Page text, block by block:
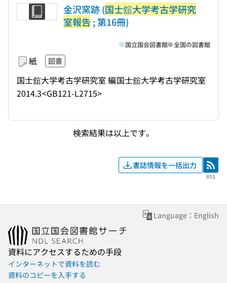
金沢窯跡 (国士舘大学考古学研究
室報告 ; 第16冊)
紙 図書
国士舘大学考古学研究室 編国士舘大学考古学研究室
2014.3<GB121-L2715>
国立国会図書館 全国の図書館
検索結果は以上です。
書誌情報を一括出力 RSS
RSS
Language：English
資料にアクセスするための手段
インターネットで資料を読む
資料のコピーを入手する